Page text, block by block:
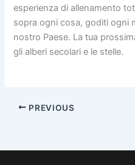
esperienza di allenamento
sopra ogni cosa, goditi ogni
nostro Paese. La tua
gli alberi secolari e le stelle.
PREVIOUS